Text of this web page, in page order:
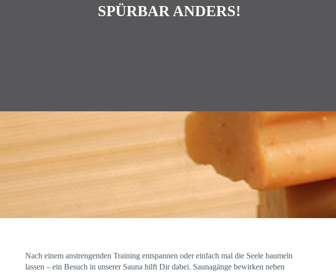
SPÜRBAR ANDERS!
Nach einem anstrengenden Training entspannen oder einfach mal die Seele baumeln
lassen – ein Besuch in unserer Sauna hilft Dir dabei. Saunagänge bewirken neben